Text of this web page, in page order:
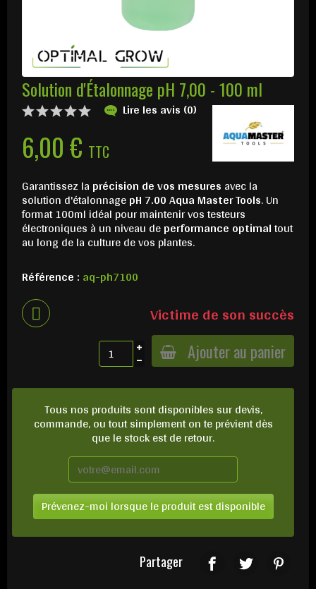
Solution d'Étalonnage pH 7,00 - 100 ml
Lire les avis (0)
6,00 € TTC
Garantissez la précision de vos mesures avec la
solution d'étalonnagepH 7.00 Aqua Master Tools. Un
format 100ml idéal pour maintenir vos testeurs
électroniques à un niveau deperformance optimaltout
au long de la culture de vos plantes.
Référence : aq-ph7100
Victime de son succès
Ajouter au panier
Tous nos produits sont disponibles sur devis,
commande, ou tout simplement on te prévient dès
que le stock est de retour.
Prévenez-moi lorsque le produit est disponible
Partager